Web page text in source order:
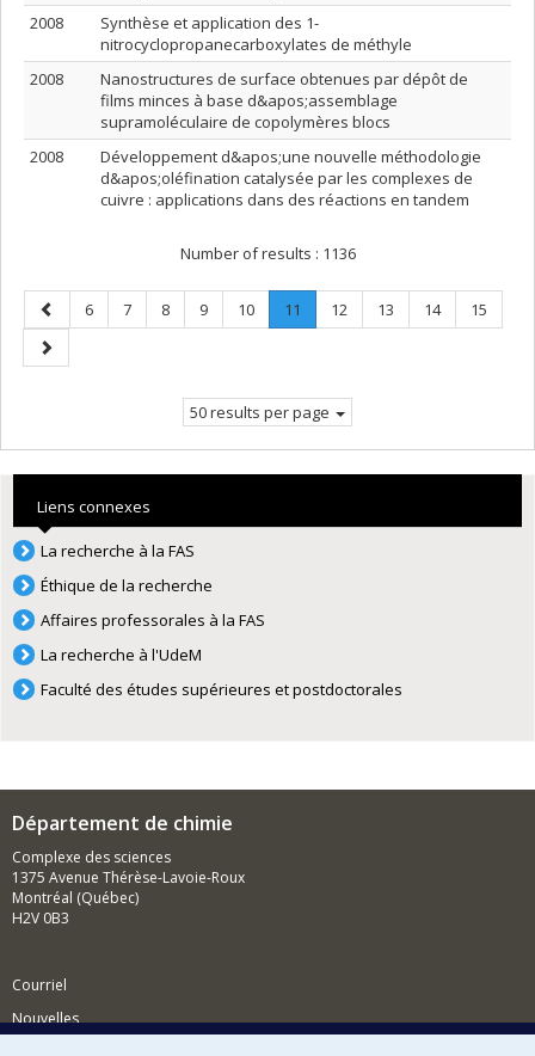
2008
Synthèse et application des 1-
nitrocyclopropanecarboxylates de méthyle
2008
Nanostructures de surface obtenues par dépôt de
films minces à base d&apos;assemblage
supramoléculaire de copolymères blocs
2008
Développement d&apos;une nouvelle méthodologie
d&apos;oléfination catalysée par les complexes de
cuivre : applications dans des réactions en tandem
Number of results : 1136
Previous
page
Page
6 Page
7 Page
8 Page
9 Page
10 Page
11
Current
Page
12 Page
13 Page
14 Page
15
Next
page
50 results per page
Liens connexes
La recherche à la FAS
Éthique de la recherche
Affaires professorales à la FAS
La recherche à l'UdeM
Faculté des études supérieures et postdoctorales
Département de chimie
Complexe des sciences
1375 Avenue Thérèse-Lavoie-Roux
Montréal (Québec)
H2V 0B3
Courriel
Nouvelles